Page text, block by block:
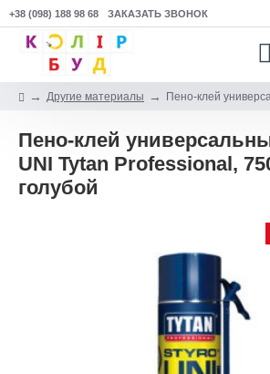
+38 (098) 188 98 68 ЗАКАЗАТЬ ЗВОНОК
Другие материалы Пено-клей
Пено-клей
UNI Tytan Professional,
голубой